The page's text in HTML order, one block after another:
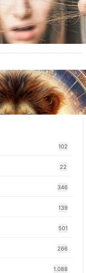
de proteine:
tale
de
Zodii în 2026
102
22
346
139
501
266
1.088